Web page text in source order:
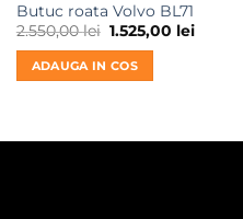
Butuc roata Volvo BL71
2.550,00lei Prețul
inițial
a
fost:
2.550,00 lei.
1.525,00 leiPrețul
ADAUGA IN COS